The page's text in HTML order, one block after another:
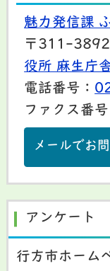
魅力発信課
〒311-3892
役所 麻生庁
電話番号：
ファクス番
メールでお
アンケート
行方市ホーム